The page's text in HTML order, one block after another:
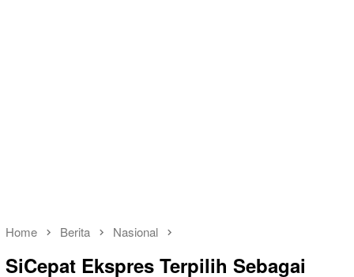
Home Berita Nasional
SiCepat Ekspres Terpilih Sebagai